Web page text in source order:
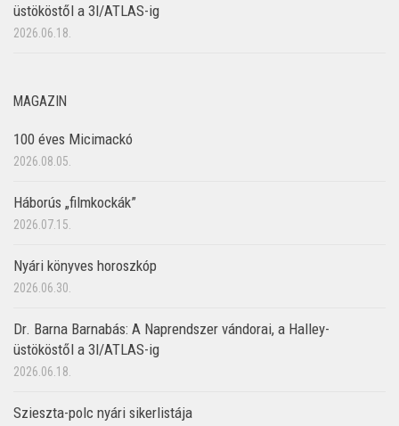
üstököstől a 3I/ATLAS-ig
2026.06.18.
MAGAZIN
100 éves Micimackó
2026.08.05.
Háborús „filmkockák”
2026.07.15.
Nyári könyves horoszkóp
2026.06.30.
Dr. Barna Barnabás: A Naprendszer vándorai, a Halley-
üstököstől a 3I/ATLAS-ig
2026.06.18.
Szieszta-polc nyári sikerlistája